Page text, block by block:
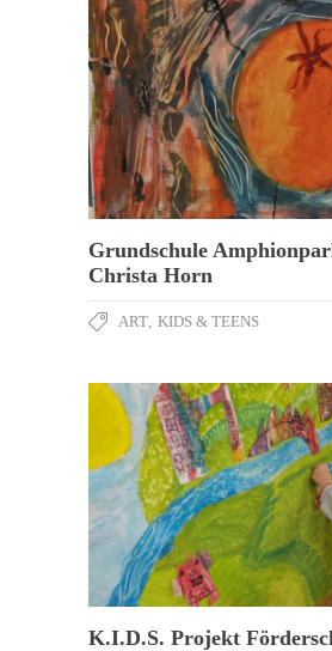
Grundschule
Christa Horn
ART KIDS & TEENS
K.I.D.S. Projekt